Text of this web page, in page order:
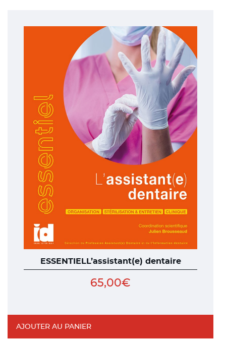
ESSENTIELL’assistant(e) dentaire
65,00€
AJOUTER AU PANIER